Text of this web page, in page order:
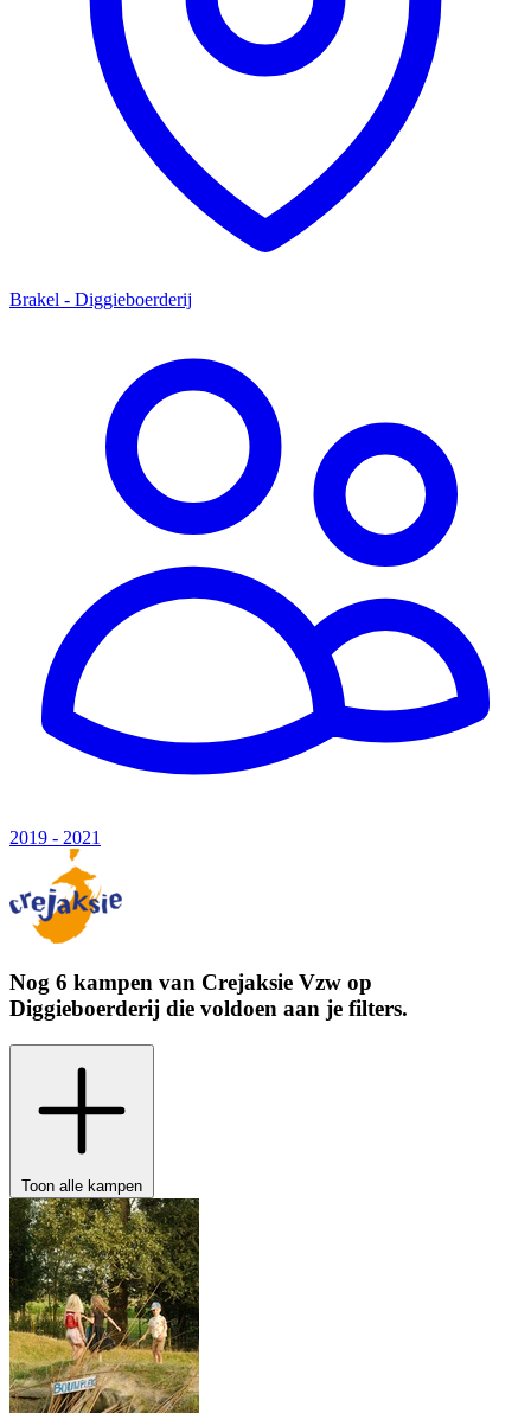
Brakel - Diggieboerderij
2019 - 2021
Nog 6 kampen van Crejaksie Vzw op
Diggieboerderij die voldoen aan je filters.
Toon alle kampen